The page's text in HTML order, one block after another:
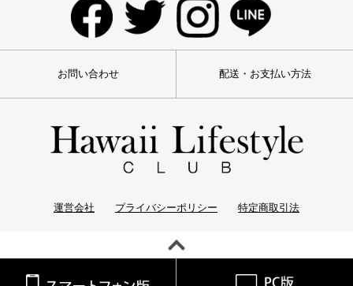
お問い合わせ 配送・お支払い方法
運営会社 プライバシーポリシー 特定商取引法